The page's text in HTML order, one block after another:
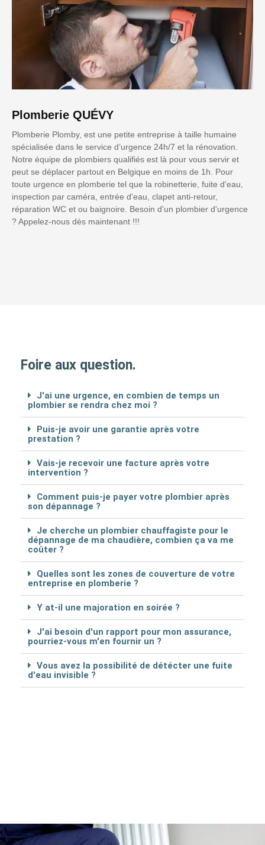
Plomberie QUÉVY
Plomberie Plomby, est une petite entreprise à taille humaine
spécialisée dans le service d’urgence 24h/7 et la rénovation.
Notre équipe de plombiers qualifiés est là pour vous servir et
peut se déplacer partout en Belgique en moins de 1h. Pour
toute urgence en plomberie tel que la robinetterie, fuite d'eau,
inspection par caméra, entrée d'eau, clapet anti-retour,
réparation WC et ou baignoire. Besoin d'un plombier d'urgence
? Appelez-nous dès maintenant !!!
Foire aux question.
J'ai une urgence, en combien de temps un
plombier se rendra chez moi ?
Puis-je avoir une garantie après votre
prestation ?
Vais-je recevoir une facture après votre
intervention ?
Comment puis-je payer votre plombier après
son dépannage ?
Je cherche un plombier chauffagiste pour le
dépannage de ma chaudière, combien ça va me
coûter ?
Quelles sont les zones de couverture de votre
entreprise en plomberie ?
Y at-il une majoration en soirée ?
J'ai besoin d'un rapport pour mon assurance,
pourriez-vous m'en fournir un ?
Vous avez la possibilité de détécter une fuite
d'eau invisible ?